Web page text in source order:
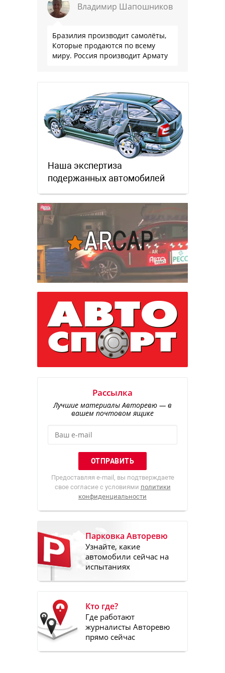
Владимир Шапошников
Бразилия производит самолёты,
Которые продаются по всему
миру. Россия производит Армату
Наша экспертиза
подержанных автомобилей
Рассылка
Лучшие материалы Авторевю — в
вашем почтовом ящике
Предоставляя e-mail, вы подтверждаете
свое согласие с условиями политики
конфиденциальности
Парковка Авторевю
Узнайте, какие
автомобили сейчас на
испытаниях
Кто где?
Где работают
журналисты Авторевю
прямо сейчас